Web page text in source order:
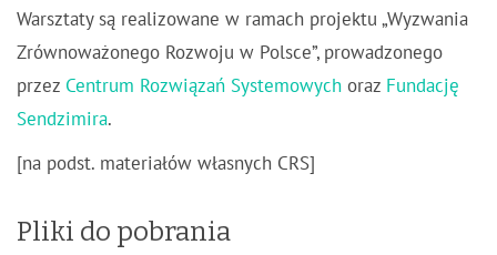
Warsztaty są realizowane w ramach projektu „Wyzwania
Zrównoważonego Rozwoju w Polsce”, prowadzonego
przez Centrum Rozwiązań Systemowych oraz Fundację
Sendzimira.
[na podst. materiałów własnych CRS]
Pliki do pobrania